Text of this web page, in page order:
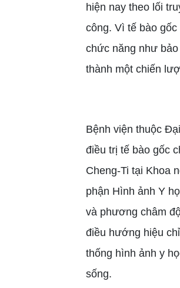
hiện nay theo lối
công. Vì tế bào
chức năng như
thành một chiến
Bệnh viện thuộc
điều trị tế bào gốc
Cheng-Ti tại Khoa
phận Hình ảnh Y
và phương châm
điều hướng hiệu
thống hình ảnh y
sống.